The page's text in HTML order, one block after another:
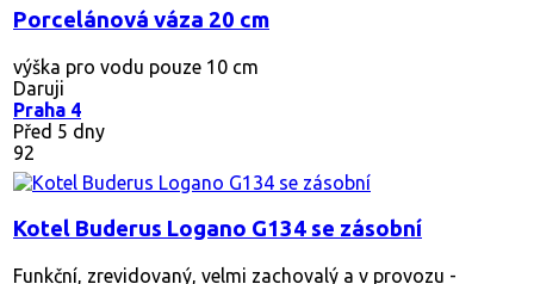
Porcelánová váza 20 cm
výška pro vodu pouze 10 cm
Daruji
Praha 4
Před 5 dny
92
Kotel Buderus Logano G134 se zásobní
Funkční, zrevidovaný, velmi zachovalý a v provozu -